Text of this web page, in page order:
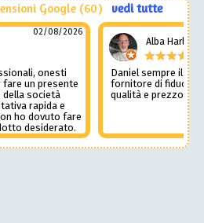
Google (60) vedi tutte
02/08/2026
onesti
un presente
società
rapida e
ho dovuto fare
desiderato.
è rara e
ancora in
Alba Harley
Daniel sempre il
fornitore di fiducia
qualità e prezzo